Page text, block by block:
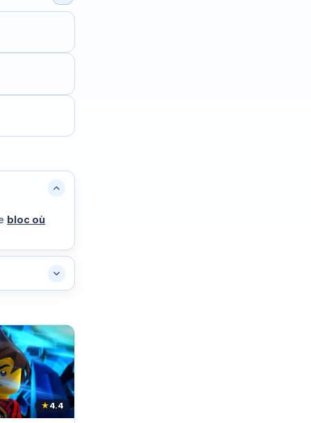
bloc où
★4.4